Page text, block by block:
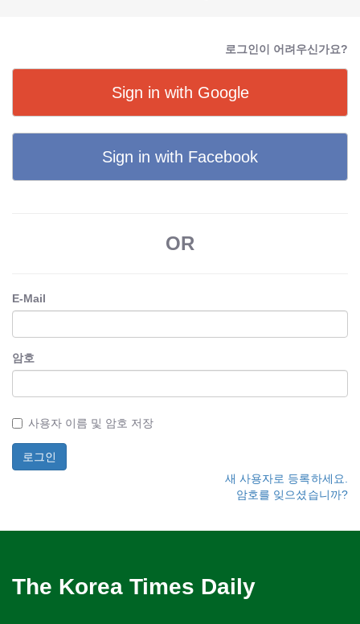
로그인이 어려우신가요?
Sign in with Google
Sign in with Facebook
OR
E-Mail
암호
사용자 이름 및 암호 저장
새 사용자로 등록하세요.
암호를 잊으셨습니까?
The Korea Times Daily